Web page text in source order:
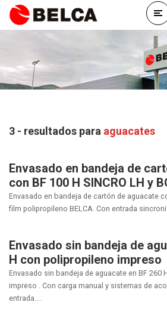
3 - resultados para aguacates
Envasado en bandeja de
con BF 100 H SINCRO LH y
Envasado en bandeja de cartón de aguacate
film polipropileno BELCA. Con entrada
Envasado sin bandeja de
H con polipropileno impreso
Envasado sin bandeja de aguacate en BF 260
impreso . Con carga manual y sistemas de
entrada....